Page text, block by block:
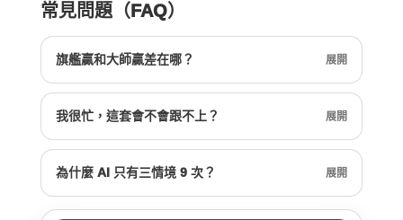
常見問題（FAQ）
旗艦贏和大師贏差在哪？ 展開
我很忙，這套會不會跟不上？ 展開
為什麼 AI 只有三情境 9 次？ 展開